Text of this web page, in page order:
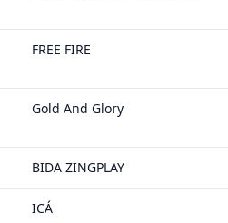
FREE FIRE
Gold And Glory
BIDA ZINGPLAY
ICÁ